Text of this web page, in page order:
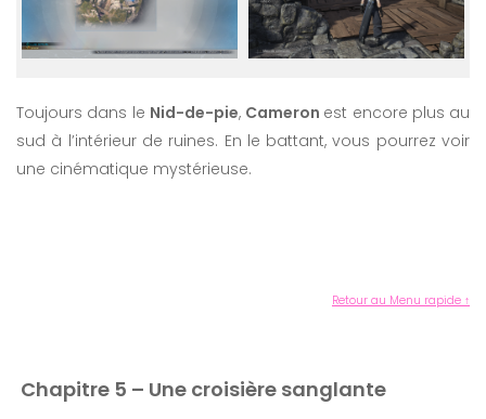
Toujours dans le Nid-de-pie, Cameron est encore plus au
sud à l’intérieur de ruines. En le battant, vous pourrez voir
une cinématique mystérieuse.
Retour au Menu rapide ↑
Chapitre 5 – Une croisière sanglante